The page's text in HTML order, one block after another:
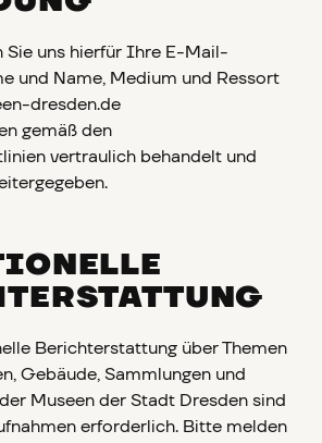
Sie uns hierfür Ihre E-Mail-
und Name, Medium und Ressort
dresden.de
gemäß den
vertraulich behandelt und
Berichterstattung über Themen
Gebäude, Sammlungen und
Museen der Stadt Dresden sind
erforderlich. Bitte melden